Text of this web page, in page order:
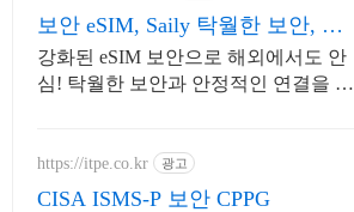
보안 eSIM, Saily 탁월한 보안, 안
정적인 연결
강화된 eSIM 보안으로 해외에서도 안
심! 탁월한 보안과 안정적인 연결을 동
https://itpe.co.kr 광고
CISA ISMS-P 보안 CPPG